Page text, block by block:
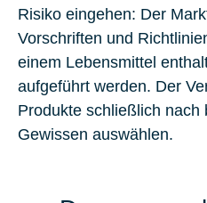
Risiko eingehen: Der
Vorschriften und
einem Lebensmittel
aufgeführt werden. Der
Produkte schließlich nach
Gewissen auswählen.